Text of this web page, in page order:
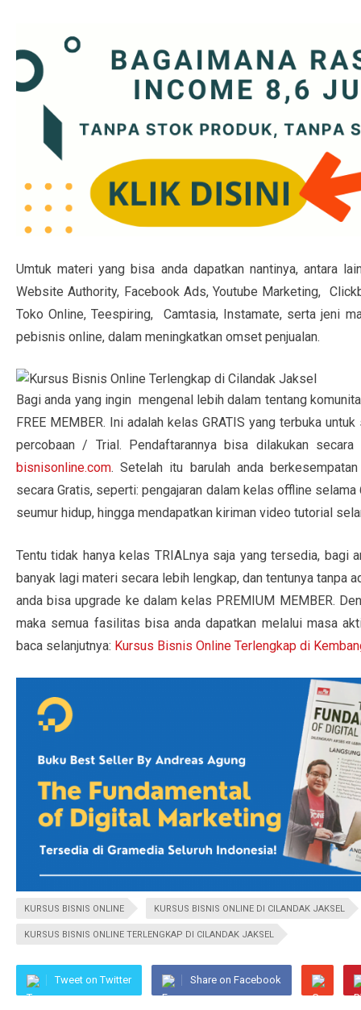
Umtuk materi yang bisa anda dapatkan nantinya, antara
Website Authority, Facebook Ads, Youtube Marketing,
Toko Online, Teespiring, Camtasia, Instamate, serta jeni
pebisnis online, dalam meningkatkan omset penjualan.
Bagi anda yang ingin mengenal lebih dalam tentang
FREE MEMBER. Ini adalah kelas GRATIS yang terbuka
percobaan / Trial. Pendaftarannya bisa dilakukan
bisnisonline.com. Setelah itu barulah anda
secara Gratis, seperti: pengajaran dalam kelas offline
seumur hidup, hingga mendapatkan kiriman video tutorial
Tentu tidak hanya kelas TRIALnya saja yang tersedia, bagi
banyak lagi materi secara lebih lengkap, dan tentunya tanpa
anda bisa upgrade ke dalam kelas PREMIUM MEMBER.
maka semua fasilitas bisa anda dapatkan melalui masa
baca selanjutnya: Kursus Bisnis Online Terlengkap di
KURSUS BISNIS ONLINE KURSUS BISNIS ONLINE DI CILANDAK JAKSEL
KURSUS BISNIS ONLINE TERLENGKAP DI CILANDAK JAKSEL
Tweet on Twitter Share on Facebook